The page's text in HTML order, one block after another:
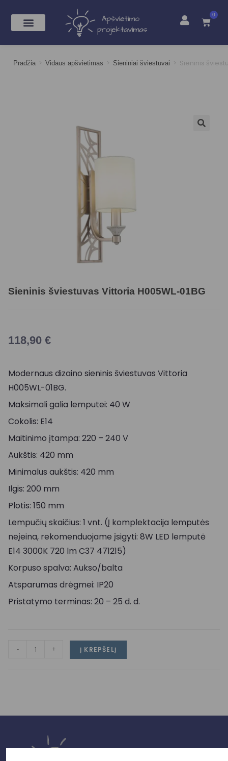
0
Pradžia > Vidaus apšvietimas > Sieniniai šviestuvai > Sieninis
Sieninis šviestuvas Vittoria H005WL-01BG
118,90 €
Modernaus dizaino sieninis šviestuvas Vittoria
H005WL-01BG.
Maksimali galia lemputei: 40 W
Cokolis: E14
Maitinimo įtampa: 220 – 240 V
Aukštis: 420 mm
Minimalus aukštis: 420 mm
Ilgis: 200 mm
Plotis: 150 mm
Lempučių skaičius: 1 vnt. (Į komplektacija lemputės
neįeina, rekomenduojame įsigyti: 8W LED lemputė
E14 3000K 720 lm C37 471215)
Korpuso spalva: Aukso/balta
Atsparumas drėgmei: IP20
Pristatymo terminas: 20 – 25 d. d.
- + Į KREPŠELĮ